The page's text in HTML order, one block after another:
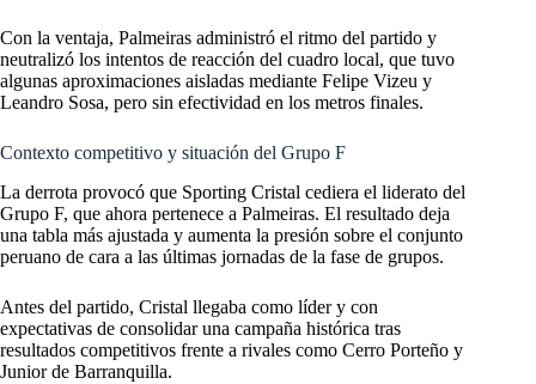
Con la ventaja, Palmeiras administró el ritmo del partido y
neutralizó los intentos de reacción del cuadro local, que tuvo
algunas aproximaciones aisladas mediante Felipe Vizeu y
Leandro Sosa, pero sin efectividad en los metros finales.
Contexto competitivo y situación del Grupo F
La derrota provocó que Sporting Cristal cediera el liderato del
Grupo F, que ahora pertenece a Palmeiras. El resultado deja
una tabla más ajustada y aumenta la presión sobre el conjunto
peruano de cara a las últimas jornadas de la fase de grupos.
Antes del partido, Cristal llegaba como líder y con
expectativas de consolidar una campaña histórica tras
resultados competitivos frente a rivales como Cerro Porteño y
Junior de Barranquilla.